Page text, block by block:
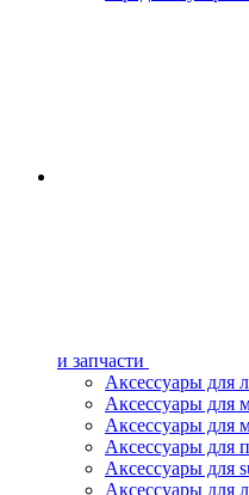
и запчасти
Аксессуары для
Аксессуары для
Аксессуары для
Аксессуары для
Аксессуары для
Аксессуары для